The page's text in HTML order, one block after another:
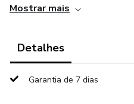
Mostrar mais
Detalhes
Garantia de 7 dias